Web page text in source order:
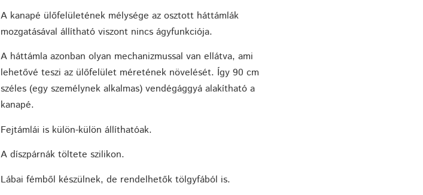
A kanapé ülőfelületének mélysége az osztott háttámlák
mozgatásával állítható viszont nincs ágyfunkciója.
A háttámla azonban olyan mechanizmussal van ellátva, ami
lehetővé teszi az ülőfelület méretének növelését. Így 90 cm
széles (egy személynek alkalmas) vendégággyá alakítható a
kanapé.
Fejtámlái is külön-külön állíthatóak.
A díszpárnák töltete szilikon.
Lábai fémből készülnek, de rendelhetők tölgyfából is.